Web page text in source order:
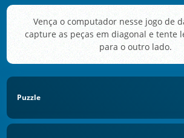
Vença o computador nesse jogo de
capture as peças em diagonal e tente
para o outro lado.
Puzzle